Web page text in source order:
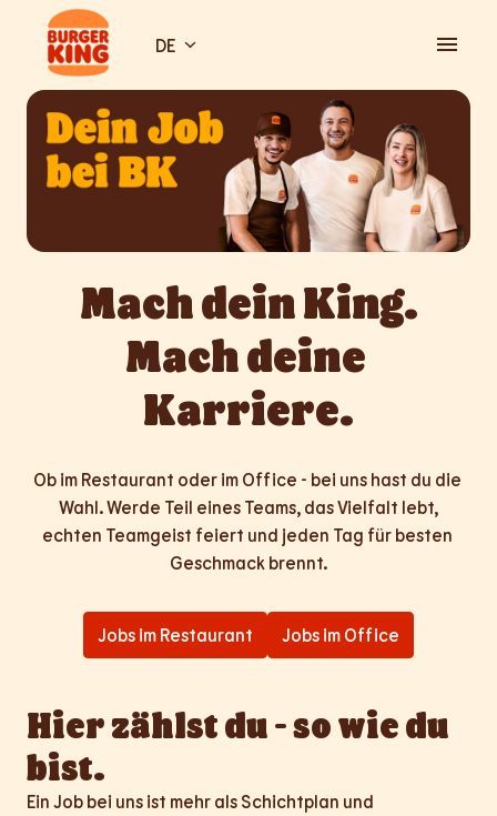
springenStartseite DE
Mach dein King.
Mach deine
Karriere.
Ob im Restaurant oder im Office - bei uns hast du die
Wahl. Werde Teil eines Teams, das Vielfalt lebt,
echten Teamgeist feiert und jeden Tag für besten
Geschmack brennt.
Jobs im Restaurant Jobs im Office
Hier zählst du - so wie du
bist.
Ein Job bei uns ist mehr als Schichtplan und